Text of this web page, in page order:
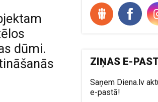
dūmi.
ZIŅAS E-
Saņem Diena.lv
e-pastā!